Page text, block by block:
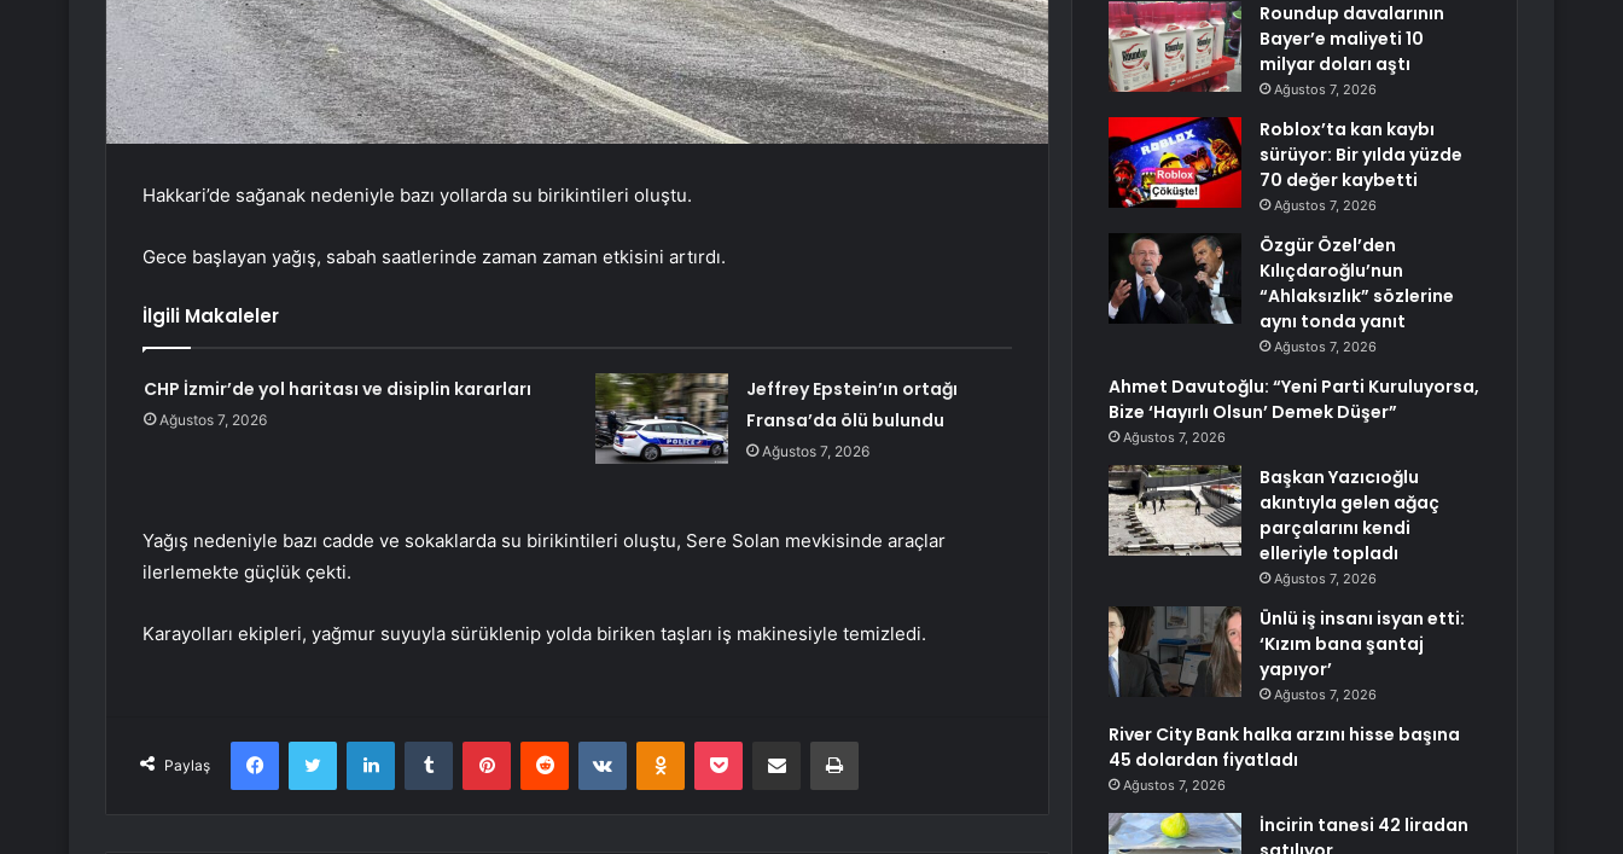
Hakkari’de sağanak nedeniyle bazı yollarda su birikintileri oluştu.
Gece başlayan yağış, sabah saatlerinde zaman zaman etkisini artırdı.
İlgili Makaleler
CHP İzmir’de yol haritası ve disiplin kararları
Ağustos 7, 2026
Jeffrey Epstein’ın ortağı
Fransa’da ölü bulundu
Ağustos 7, 2026
Yağış nedeniyle bazı cadde ve sokaklarda su birikintileri oluştu, Sere Solan mevkisinde araçlar
ilerlemekte güçlük çekti.
Karayolları ekipleri, yağmur suyuyla sürüklenip yolda biriken taşları iş makinesiyle temizledi.
Paylaş
FacebookTwitter LinkedInTumblr PinterestReddit VKontakteOdnoklassniki
Pocket E-Posta ile paylaş Yazdır
Roundup davalarının
Bayer’e maliyeti 10
milyar doları aştı
Ağustos 7, 2026
Roblox’ta kan kaybı
sürüyor: Bir yılda yüzde
70 değer kaybetti
Ağustos 7, 2026
Özgür Özel’den
Kılıçdaroğlu’nun
“Ahlaksızlık” sözlerine
aynı tonda yanıt
Ağustos 7, 2026
Ahmet Davutoğlu: “Yeni Parti Kuruluyorsa,
Bize ‘Hayırlı Olsun’ Demek Düşer”
Ağustos 7, 2026
Başkan Yazıcıoğlu
akıntıyla gelen ağaç
parçalarını kendi
elleriyle topladı
Ağustos 7, 2026
Ünlü iş insanı isyan etti:
‘Kızım bana şantaj
yapıyor’
Ağustos 7, 2026
River City Bank halka arzını hisse başına
45 dolardan fiyatladı
Ağustos 7, 2026
İncirin tanesi 42 liradan